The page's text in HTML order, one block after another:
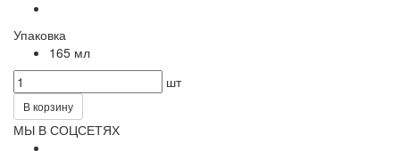
Упаковка
165 мл
шт
В корзину
МЫ В СОЦСЕТЯХ